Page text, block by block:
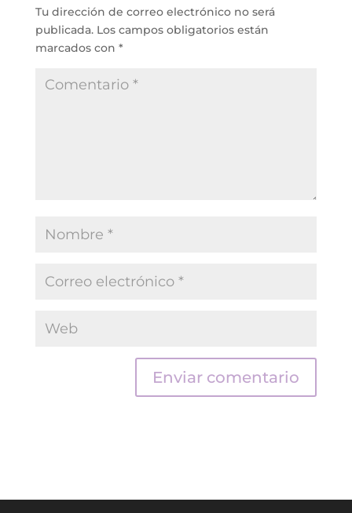
Tu dirección de correo electrónico no será
publicada. Los campos obligatorios están
marcados con *